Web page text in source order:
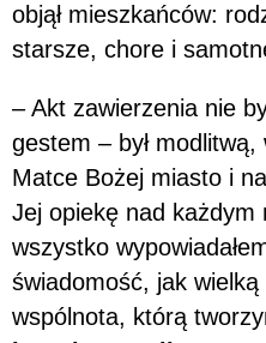
objął mieszkańców:
starsze, chore i
– Akt zawierzenia nie
gestem – był modlitwą,
Matce Bożej miasto i
Jej opiekę nad każdym
wszystko
świadomość, jak
wspólnota, którą